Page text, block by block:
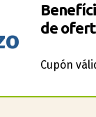
de
Cupón